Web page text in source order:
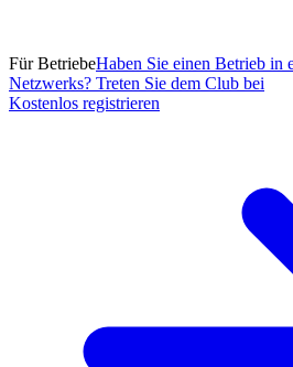
Für BetriebeHaben Sie einen Betrieb in
Netzwerks? Treten Sie dem Club bei
Kostenlos registrieren